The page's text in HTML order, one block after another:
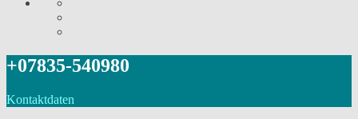
+07835-540980
Kontaktdaten